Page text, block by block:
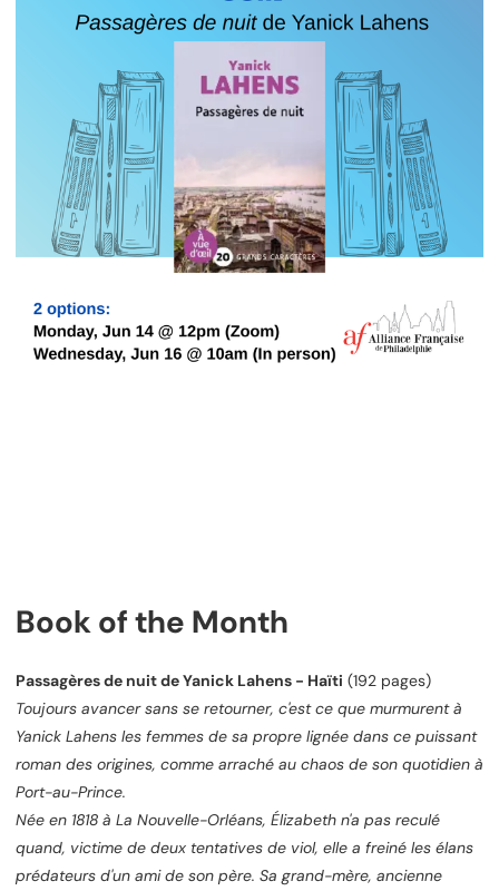
Book of the Month
Passagères de nuit de Yanick Lahens - Haïti (192 pages)
Toujours avancer sans se retourner, c'est ce que murmurent à
Yanick Lahens les femmes de sa propre lignée dans ce puissant
roman des origines, comme arraché au chaos de son quotidien à
Port-au-Prince.
Née en 1818 à La Nouvelle-Orléans, Élizabeth n'a pas reculé
quand, victime de deux tentatives de viol, elle a freiné les élans
prédateurs d'un ami de son père. Sa grand-mère, ancienne